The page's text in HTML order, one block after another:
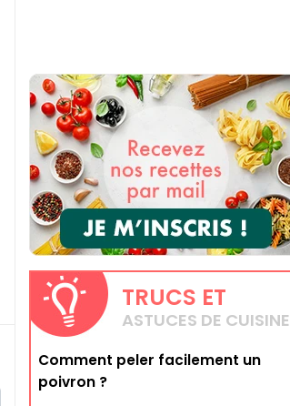
TRUCS ET
ASTUCES DE CUISINE
Comment peler facilement un
poivron ?